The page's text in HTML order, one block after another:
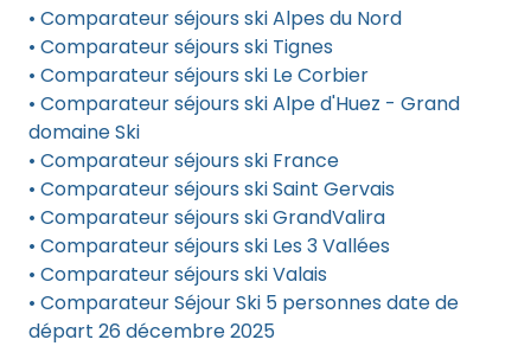
• Comparateur séjours ski Alpes du Nord
• Comparateur séjours ski Tignes
• Comparateur séjours ski Le Corbier
• Comparateur séjours ski Alpe d'Huez - Grand
domaine Ski
• Comparateur séjours ski France
• Comparateur séjours ski Saint Gervais
• Comparateur séjours ski GrandValira
• Comparateur séjours ski Les 3 Vallées
• Comparateur séjours ski Valais
• Comparateur Séjour Ski 5 personnes date de
départ 26 décembre 2025